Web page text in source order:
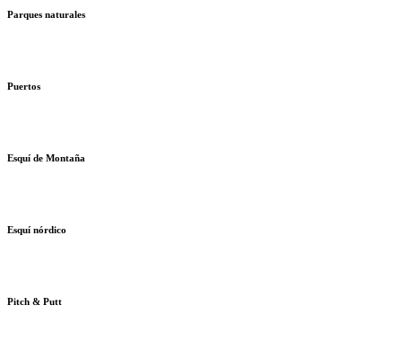
Parques naturales
Puertos
Esquí de Montaña
Esquí nórdico
Pitch & Putt